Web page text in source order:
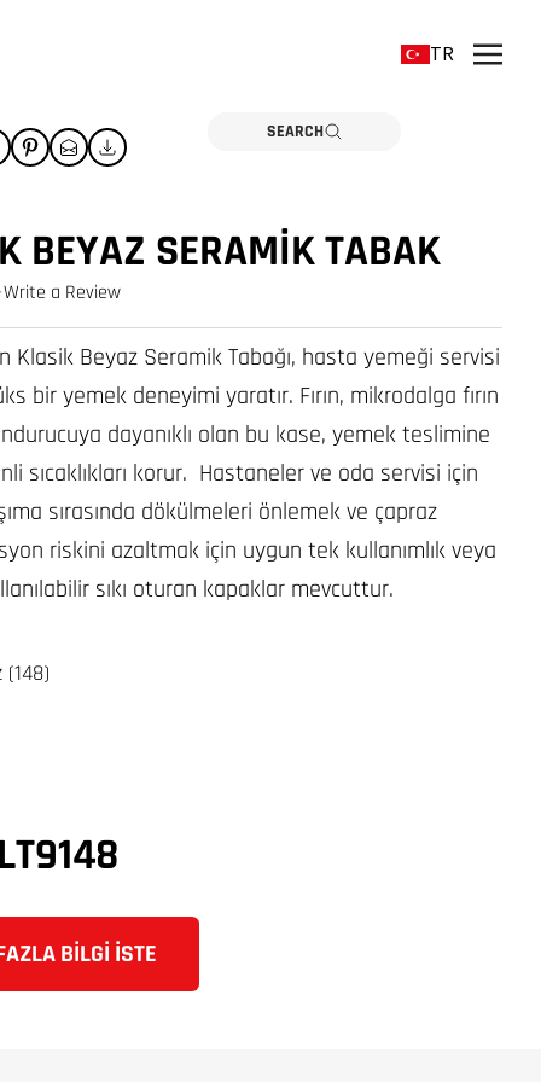
SEARCH
TR
BEYAZ SERAMIK TABAK
0.0 star rating
Write a Review
(148)
BILGI İSTE
Klasik Beyaz Seramik Tabağı, hasta yemeği servisi
bir yemek deneyimi yaratır. Fırın, mikrodalga fırın
dayanıklı olan bu kase, yemek teslimine
sıcaklıkları korur. Hastaneler ve oda servisi için
sırasında dökülmeleri önlemek ve çapraz
riskini azaltmak için uygun tek kullanımlık veya
sıkı oturan kapaklar mevcuttur.